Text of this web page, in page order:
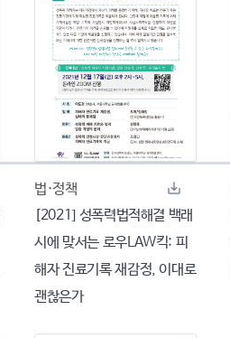
법·정책
[2021] 성폭력법적해결 백래
시에 맞서는 로우LAW킥: 피
해자 진료기록 재감정, 이대로
괜찮은가